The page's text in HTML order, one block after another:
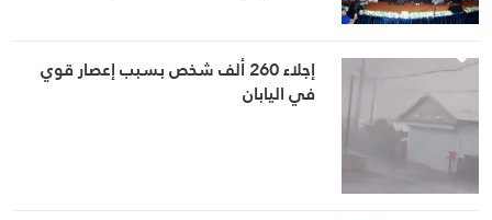
إجلاء 260 ألف شخص بسبب إعصار قوي
في اليابان